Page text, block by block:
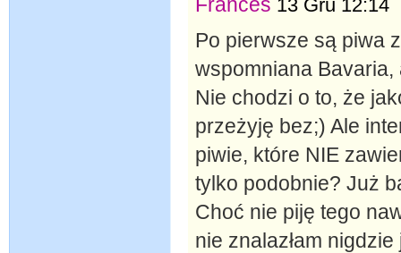
13 Gru 12:14
Po pierwsze są piwa
wspomniana
Nie chodzi o to, że
przeżyję bez;) Ale
piwie, które NIE
tylko podobnie? Już
Choć nie piję tego
nie znalazłam